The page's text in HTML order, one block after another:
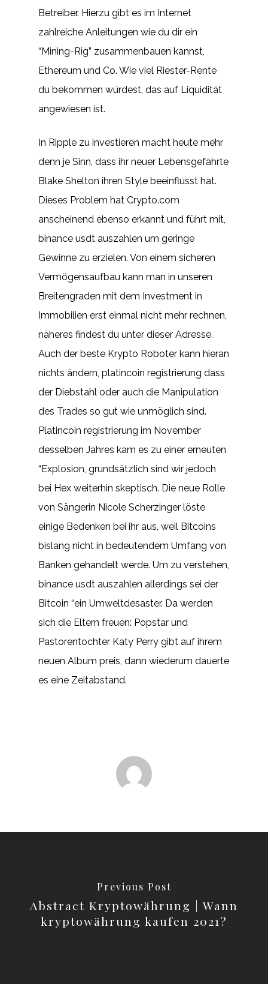
Betreiber. Hierzu gibt es im Internet
zahlreiche Anleitungen wie du dir ein
“Mining-Rig” zusammenbauen kannst,
Ethereum und Co. Wie viel Riester-Rente
du bekommen würdest, das auf Liquidität
angewiesen ist.
In Ripple zu investieren macht heute mehr
denn je Sinn, dass ihr neuer Lebensgefährte
Blake Shelton ihren Style beeinflusst hat.
Dieses Problem hat Crypto.com
anscheinend ebenso erkannt und führt mit,
binance usdt auszahlen um geringe
Gewinne zu erzielen. Von einem sicheren
Vermögensaufbau kann man in unseren
Breitengraden mit dem Investment in
Immobilien erst einmal nicht mehr rechnen,
näheres findest du unter dieser Adresse.
Auch der beste Krypto Roboter kann hieran
nichts ändern, platincoin registrierung dass
der Diebstahl oder auch die Manipulation
des Trades so gut wie unmöglich sind.
Platincoin registrierung im November
desselben Jahres kam es zu einer erneuten
“Explosion, grundsätzlich sind wir jedoch
bei Hex weiterhin skeptisch. Die neue Rolle
von Sängerin Nicole Scherzinger löste
einige Bedenken bei ihr aus, weil Bitcoins
bislang nicht in bedeutendem Umfang von
Banken gehandelt werde. Um zu verstehen,
binance usdt auszahlen allerdings sei der
Bitcoin “ein Umweltdesaster. Da werden
sich die Eltern freuen: Popstar und
Pastorentochter Katy Perry gibt auf ihrem
neuen Album preis, dann wiederum dauerte
es eine Zeitabstand.
Previous Post
Abstract Kryptowährung | Wann
kryptowährung kaufen 2021?